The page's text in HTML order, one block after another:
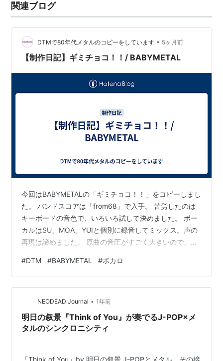
関連ブログ
DTMで80年代メタルのコピーをしています • 5ヶ月前
【制作日記】ギミチョコ！！/ BABYMETAL
今回はBABYMETALの「ギミチョコ！！」をコピーしまし
た。 バンドスコアは「from68」で入手。 苦労したのは
キーボードの音色で、いろいろ試して決めました。 ボー
カルはSU、MOA、YUIと個別に録音してミックス。声の
再現は諦めました。 原曲の音圧がすごく大きいので、コ
#DTM #BABYMETAL #ボカロ
NEODEAD Journal • 1年前
明日の叙景『Think of You』が奏でるJ-POP×メ
タルのシンクロニシティ